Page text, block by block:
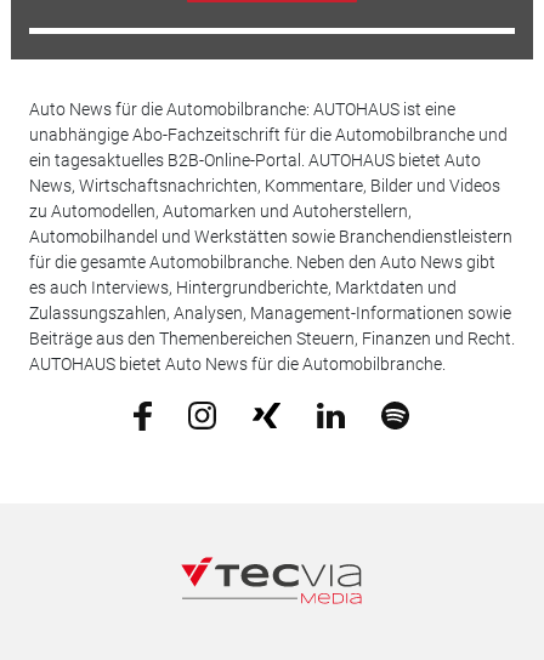
Auto News für die Automobilbranche: AUTOHAUS ist eine
unabhängige Abo-Fachzeitschrift für die Automobilbranche und
ein tagesaktuelles B2B-Online-Portal. AUTOHAUS bietet Auto
News, Wirtschaftsnachrichten, Kommentare, Bilder und Videos
zu Automodellen, Automarken und Autoherstellern,
Automobilhandel und Werkstätten sowie Branchendienstleistern
für die gesamte Automobilbranche. Neben den Auto News gibt
es auch Interviews, Hintergrundberichte, Marktdaten und
Zulassungszahlen, Analysen, Management-Informationen sowie
Beiträge aus den Themenbereichen Steuern, Finanzen und Recht.
AUTOHAUS bietet Auto News für die Automobilbranche.